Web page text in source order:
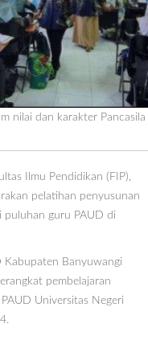
nilai dan karakter
Ilmu Pendidikan (FIP),
pelatihan penyusunan
puluhan guru PAUD di
Kabupaten Banyuwangi
pembelajaran
Universitas Negeri